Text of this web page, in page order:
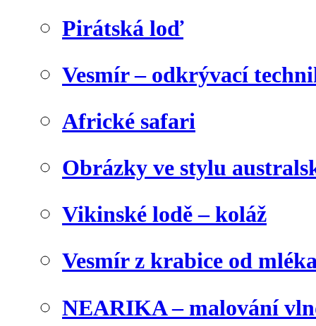
Pirátská loď
Vesmír – odkrývací
Africké safari
Obrázky ve stylu
Vikinské lodě – koláž
Vesmír z krabice od
NEARIKA – malování